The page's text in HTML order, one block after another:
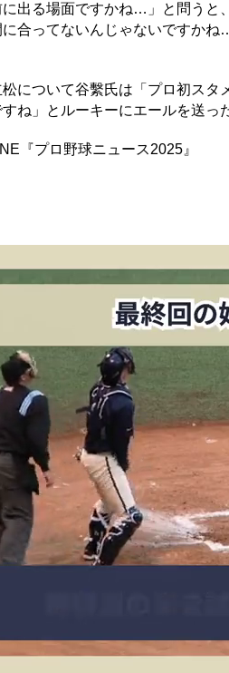
出る場面ですかね…」と問うと
に合ってないんじゃないですか
について谷繫氏は「プロ初スタ
ね」とルーキーにエールを送っ
『プロ野球ニュース2025』